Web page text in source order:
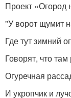
Проект «Огород
"У ворот щумит
Где тут зимний
Говорят, что там
Огуречная
И укропчик и